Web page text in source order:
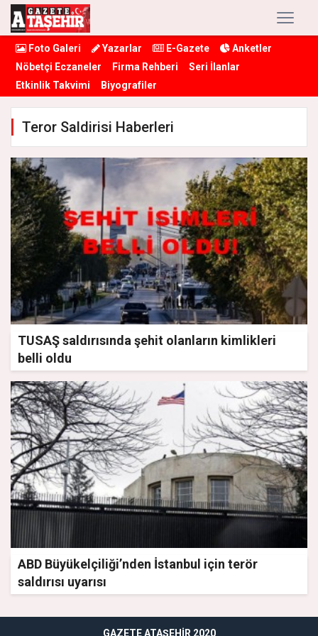
Foto Galeri Yazarlar E-Gazete
Anketler
Nöbetçi Eczaneler
Firma Rehberi
Seri İlanlar
Etkinlik Takvimi
Biyografiler
Teror Saldirisi Haberleri
TUSAŞ saldırısında şehit olanların kimlikleri
belli oldu
ABD Büyükelçiliği’nden İstanbul için terör
saldırısı uyarısı
GAZETE ATAŞEHIR 2020